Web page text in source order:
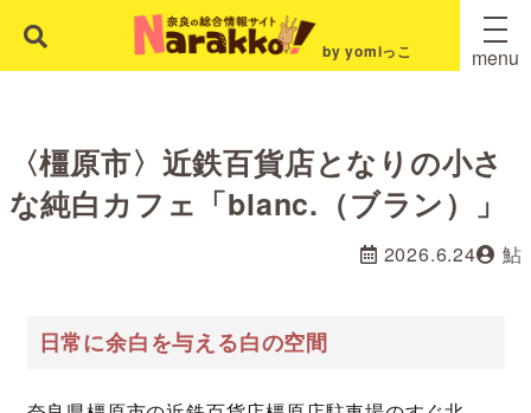
by yomiっこ menu
〈橿原市〉近鉄百貨店となりの小さ
な純白カフェ「blanc.（ブラン）」
2026.6.24 鮎
日常に余白を与える白の空間